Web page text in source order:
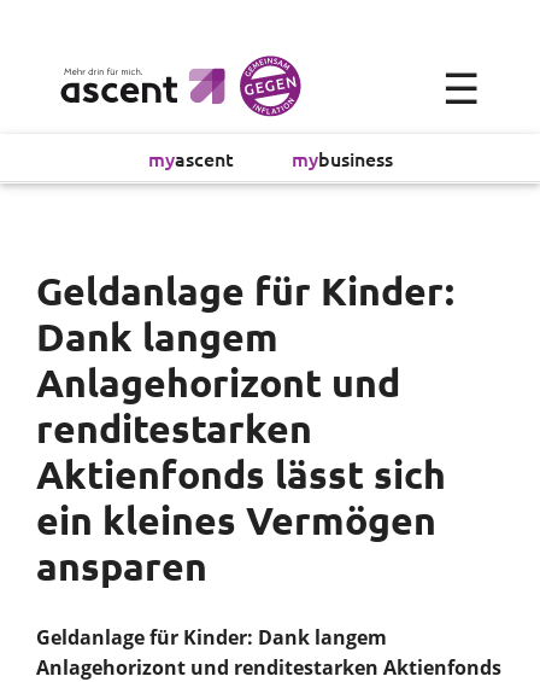
myascent mybusiness
×
Alltagsökonomie
Absicherung
Finanzvorsorge
Vollmachtsplanung
Sachversicherung
Sparen
Unternehmen
☰
Geldanlage für Kinder:
Dank langem
Anlagehorizont und
renditestarken
Aktienfonds lässt sich
ein kleines Vermögen
ansparen
Geldanlage für Kinder: Dank langem
Anlagehorizont und renditestarken Aktienfonds